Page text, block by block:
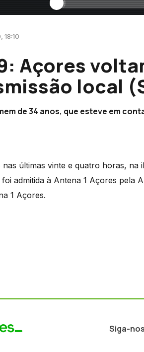
18:10
Açores
local
de 34 anos, que esteve em
últimas vinte e quatro horas, na
admitida à Antena 1 Açores pela
1 Açores.
Siga-